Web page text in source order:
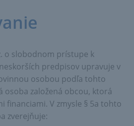
o slobodnom prístupe k
predpisov upravuje v
osobou podľa tohto
osoba založená obcou, ktorá
financiami. V zmysle § 5a tohto
zverejňuje: